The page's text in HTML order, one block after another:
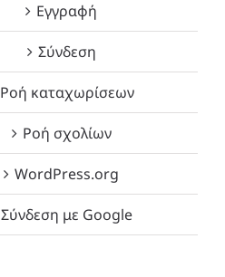
Εγγραφή
Σύνδεση
Ροή καταχωρίσεων
Ροή σχολίων
WordPress.org
Σύνδεση με Google